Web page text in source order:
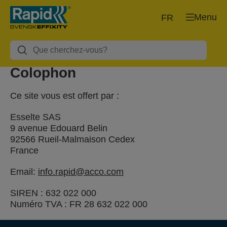
Menu
FR
Colophon
Ce site vous est offert par :
Esselte SAS
9 avenue Edouard Belin
92566 Rueil-Malmaison Cedex
France
Email: info.rapid@acco.com
SIREN : 632 022 000
Numéro TVA : FR 28 632 022 000